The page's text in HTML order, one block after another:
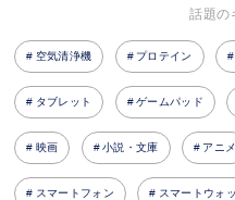
話題の
空気清浄機 プロテイン
タブレット ゲームパッド
映画 小説・文庫 アニメ
スマートフォン スマートウォ